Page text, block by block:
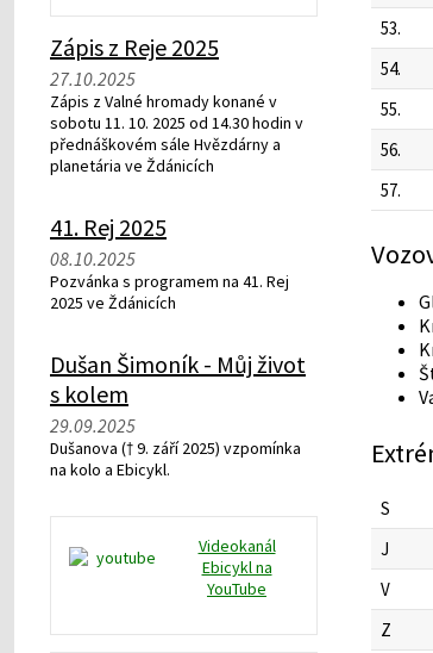
53.
54.
55.
56.
57.
S
J
V
Z
Zápis z Reje 2025
27.10.2025
Zápis z Valné hromady konané v
sobotu 11. 10. 2025 od 14.30 hodin v
přednáškovém sále Hvězdárny a
planetária ve Ždánicích
41. Rej 2025
08.10.2025
Pozvánka s programem na 41. Rej
2025 ve Ždánicích
Dušan Šimoník - Můj život
s kolem
29.09.2025
Dušanova († 9. září 2025) vzpomínka
na kolo a Ebicykl.
Videokanál
Ebicykl na
YouTube